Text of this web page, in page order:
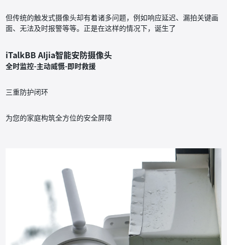
但传统的触发式摄像头却有着诸多问题，例如响应延迟、漏拍关键画
面、无法及时报警等等。正是在这样的情况下，诞生了
iTalkBB AIjia智能安防摄像头
全时监控-主动威慑-即时救援
三重防护闭环
为您的家庭构筑全方位的安全屏障